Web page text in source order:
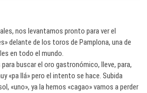
nos levantamos pronto para ver el
delante de los toros de Pamplona, una de
en todo el mundo.
buscar el oro gastronómico, lleve, para,
«pa llá» pero el intento se hace. Subida
«uno», ya la hemos «cagao» vamos a perder